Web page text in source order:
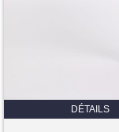
DÉTAILS